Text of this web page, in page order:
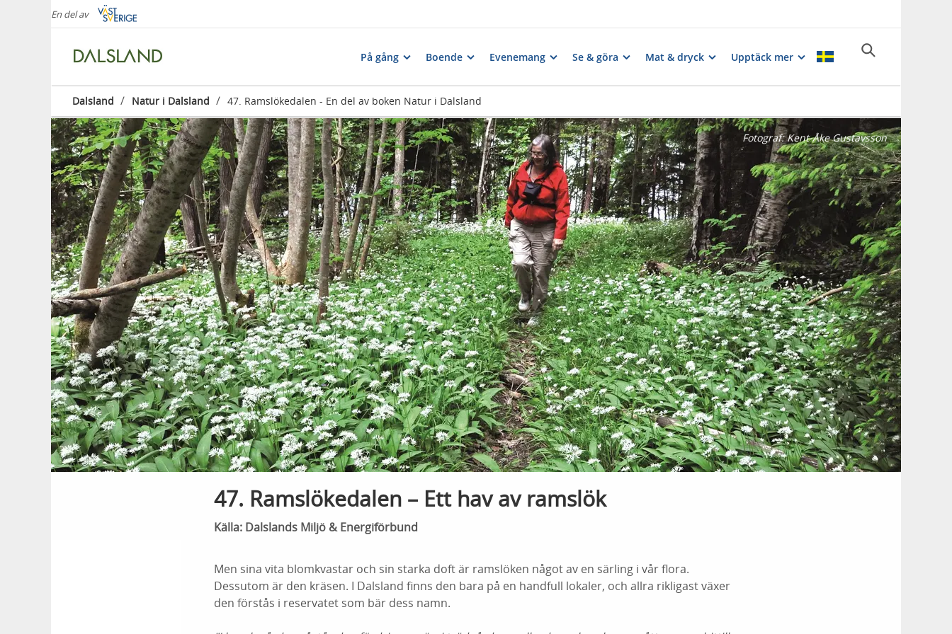
En del av
På gång Boende Evenemang Se & göra Mat & dryck Upptäck mer
Dalsland / Natur i Dalsland / 47. Ramslökedalen - En del av boken Natur i Dalsland
Fotograf:Kent-Åke Gustavsson
47. Ramslökedalen – Ett hav av ramslök
Källa: Dalslands Miljö & Energiförbund
Men sina vita blomkvastar och sin starka doft är ramslöken något av en särling i vår flora.
Dessutom är den kräsen. I Dalsland finns den bara på en handfull lokaler, och allra rikligast växer
den förstås i reservatet som bär dess namn.